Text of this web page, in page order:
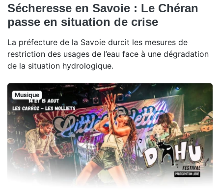
Sécheresse en Savoie : Le Chéran
passe en situation de crise
La préfecture de la Savoie durcit les mesures de
restriction des usages de l’eau face à une dégradation
de la situation hydrologique.
Musique